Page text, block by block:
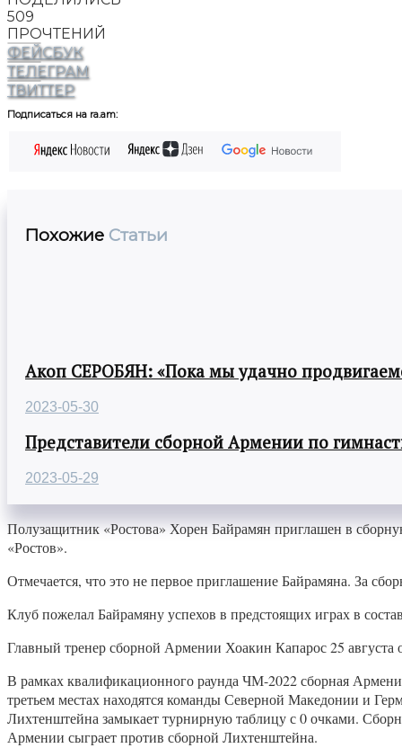
509
ПРОЧТЕНИЙ
ФЕЙСБУК
ТЕЛЕГРАМ
ТВИТТЕР
Подписаться на ra.am:
Похожие Статьи
Акоп СЕРОБЯН: «Пока мы удачно
2023-05-30
Представители сборной Армении по
2023-05-29
Полузащитник «Ростова» Хорен Байрамян приглашен в
«Ростов».
Отмечается, что это не первое приглашение Байрамяна. За
Клуб пожелал Байрамяну успехов в предстоящих играх в
Главный тренер сборной Армении Хоакин Капарос 25
В рамках квалификационного раунда ЧМ-2022 сборная
третьем местах находятся команды Северной Македонии и
Лихтенштейна замыкает турнирную таблицу с 0 очками.
Армении сыграет против сборной Лихтенштейна.